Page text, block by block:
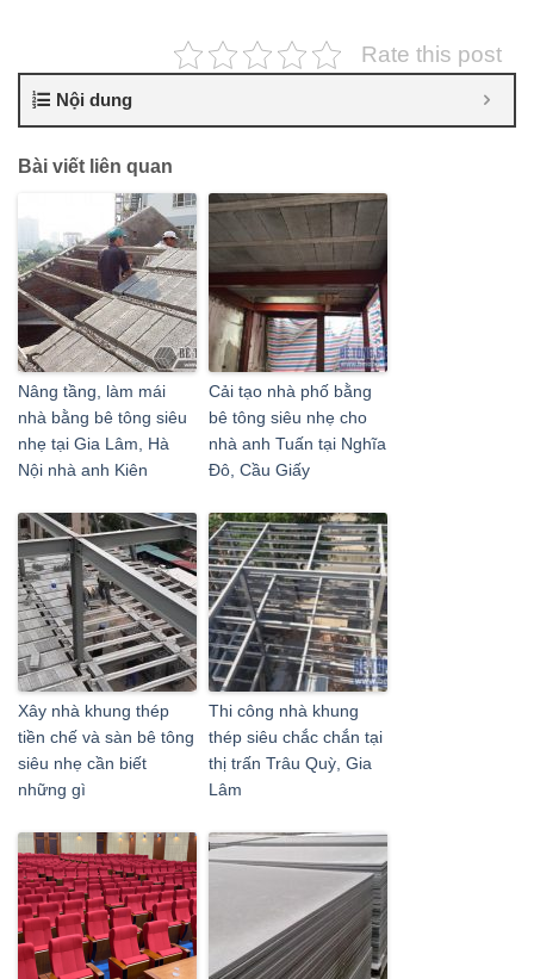
Rate this post
Nội dung
Bài viết liên quan
Nâng tầng, làm mái
nhà bằng bê tông siêu
nhẹ tại Gia Lâm, Hà
Nội nhà anh Kiên
Cải tạo nhà phố bằng
bê tông siêu nhẹ cho
nhà anh Tuấn tại Nghĩa
Đô, Cầu Giấy
Xây nhà khung thép
tiền chế và sàn bê tông
siêu nhẹ cần biết
những gì
Thi công nhà khung
thép siêu chắc chắn tại
thị trấn Trâu Quỳ, Gia
Lâm